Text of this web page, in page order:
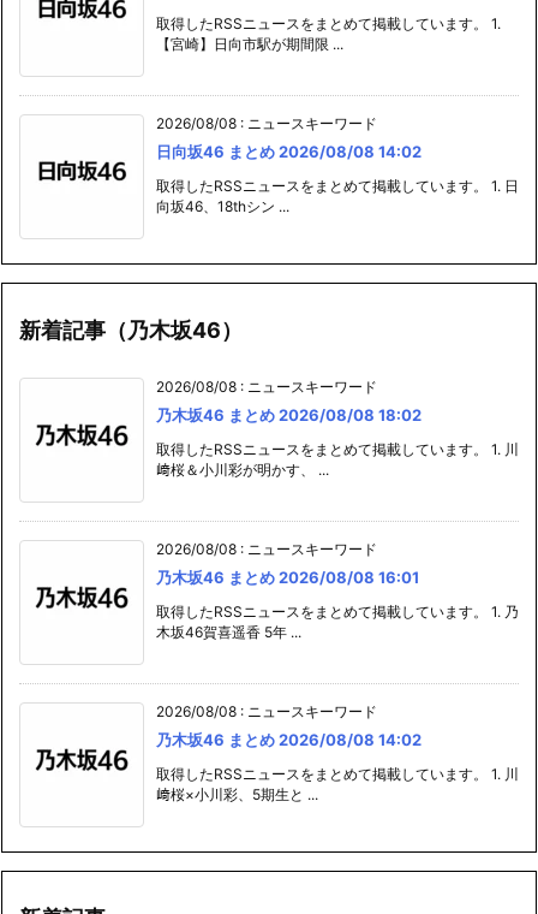
取得したRSSニュースをまとめて掲載しています。 1.
【宮崎】日向市駅が期間限 ...
2026/08/08 : ニュースキーワード
日向坂46 まとめ 2026/08/08 14:02
取得したRSSニュースをまとめて掲載しています。 1. 日
向坂46、18thシン ...
新着記事（乃木坂46）
2026/08/08 : ニュースキーワード
乃木坂46 まとめ 2026/08/08 18:02
取得したRSSニュースをまとめて掲載しています。 1. 川
﨑桜＆小川彩が明かす、 ...
2026/08/08 : ニュースキーワード
乃木坂46 まとめ 2026/08/08 16:01
取得したRSSニュースをまとめて掲載しています。 1. 乃
木坂46賀喜遥香 5年 ...
2026/08/08 : ニュースキーワード
乃木坂46 まとめ 2026/08/08 14:02
取得したRSSニュースをまとめて掲載しています。 1. 川
﨑桜×小川彩、5期生と ...